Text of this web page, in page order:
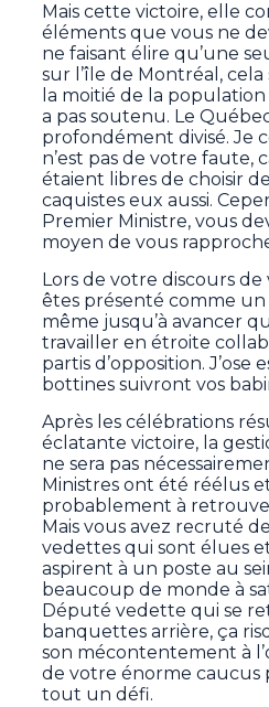
Mais cette victoire, elle
éléments que vous ne
ne faisant élire qu’une
sur l’île de Montréal,
la moitié de la
a pas soutenu. Le
profondément divisé. Je
n’est pas de votre faute,
étaient libres de choisir
caquistes eux aussi.
Premier Ministre, vous
moyen de vous
Lors de votre discours
êtes présenté comme
même jusqu’à avancer
travailler en étroite
partis d’opposition. J’ose
bottines suivront vos
Après les célébrations
éclatante victoire, la
ne sera pas
Ministres ont été réélus
probablement à
Mais vous avez recruté
vedettes qui sont élues
aspirent à un poste au
beaucoup de monde à
Député vedette qui se
banquettes arrière, ça
son mécontentement à
de votre énorme
tout un défi.